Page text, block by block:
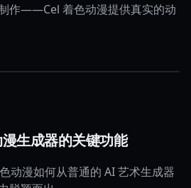
作——Cel 着色动漫提供真实的动
生成器的关键功能
动漫如何从普通的 AI 艺术生成器